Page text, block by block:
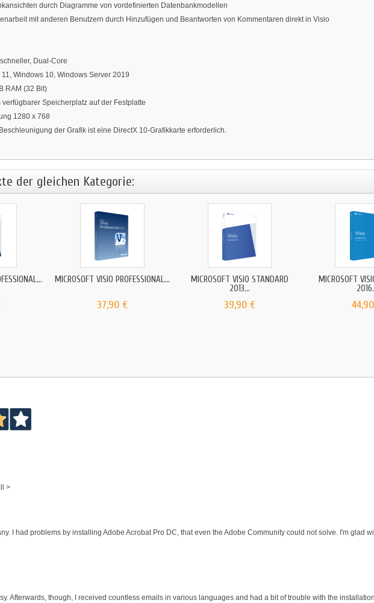
durch Diagramme von vordefinierten Datenbankmodellen
mit anderen Benutzern durch Hinzufügen und Beantworten von Kommentaren direkt in Visio
Dual-Core
Windows 10, Windows Server 2019
RAM (32 Bit)
verfügbarer Speicherplatz auf der Festplatte
1280 x 768
der Grafik ist eine DirectX 10-Grafikkarte erforderlich.
der gleichen Kategorie:
MICROSOFT VISIO PROFESSIONAL...
37,90 €
MICROSOFT VISIO STANDARD
2013...
39,90 €
MICROSOFT
>
I had problems by installing Adobe Acrobat Pro DC, that even the Adobe Community could not solve. I'm glad
Afterwards, though, I received countless emails in various languages and had a bit of trouble with the